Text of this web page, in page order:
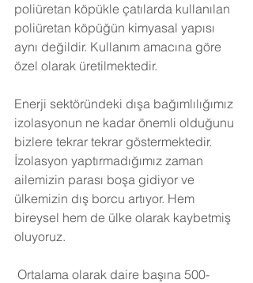
poliüretan köpükle çatılarda kullanılan
poliüretan köpüğün kimyasal yapısı
aynı değildir. Kullanım amacına göre
özel olarak üretilmektedir.
Enerji sektöründeki dışa bağımlılığımız
izolasyonun ne kadar önemli olduğunu
bizlere tekrar tekrar göstermektedir.
İzolasyon yaptırmadığımız zaman
ailemizin parası boşa gidiyor ve
ülkemizin dış borcu artıyor. Hem
bireysel hem de ülke olarak kaybetmiş
oluyoruz.
Ortalama olarak daire başına 500-